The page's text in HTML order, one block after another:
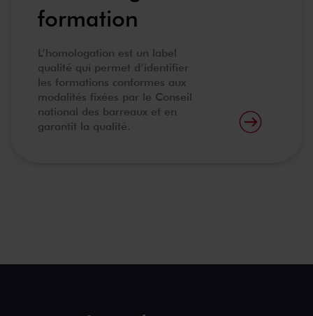
formation
L’homologation est un label
qualité qui permet d’identifier
les formations conformes aux
modalités fixées par le Conseil
national des barreaux et en
garantit la qualité.